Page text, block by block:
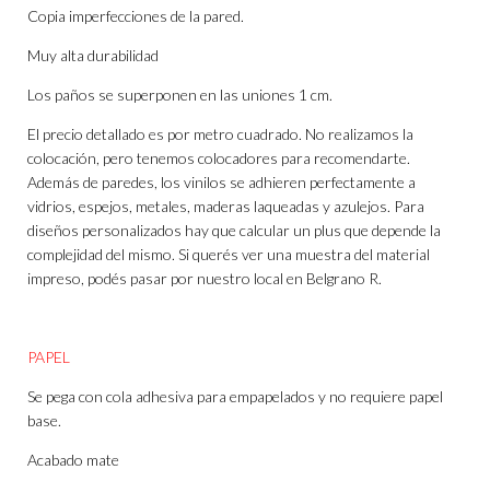
Copia imperfecciones de la pared.
Muy alta durabilidad
Los paños se superponen en las uniones 1 cm.
El precio detallado es por metro cuadrado. No realizamos la
colocación, pero tenemos colocadores para recomendarte.
Además de paredes, los vinilos se adhieren perfectamente a
vidrios, espejos, metales, maderas laqueadas y azulejos. Para
diseños personalizados hay que calcular un plus que depende la
complejidad del mismo. Si querés ver una muestra del material
impreso, podés pasar por nuestro local en Belgrano R.
PAPEL
Se pega con cola adhesiva para empapelados y no requiere papel
base.
Acabado mate